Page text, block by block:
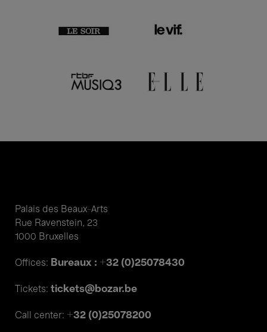
Palais des Beaux-Arts
Rue Ravenstein, 23
1000 Bruxelles
Offices: Bureaux : +32 (0)25078430
Tickets: tickets@bozar.be
Call center: +32 (0)25078200